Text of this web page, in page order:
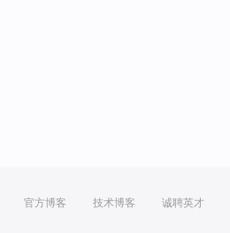
官方博客 技术博客 诚聘英才